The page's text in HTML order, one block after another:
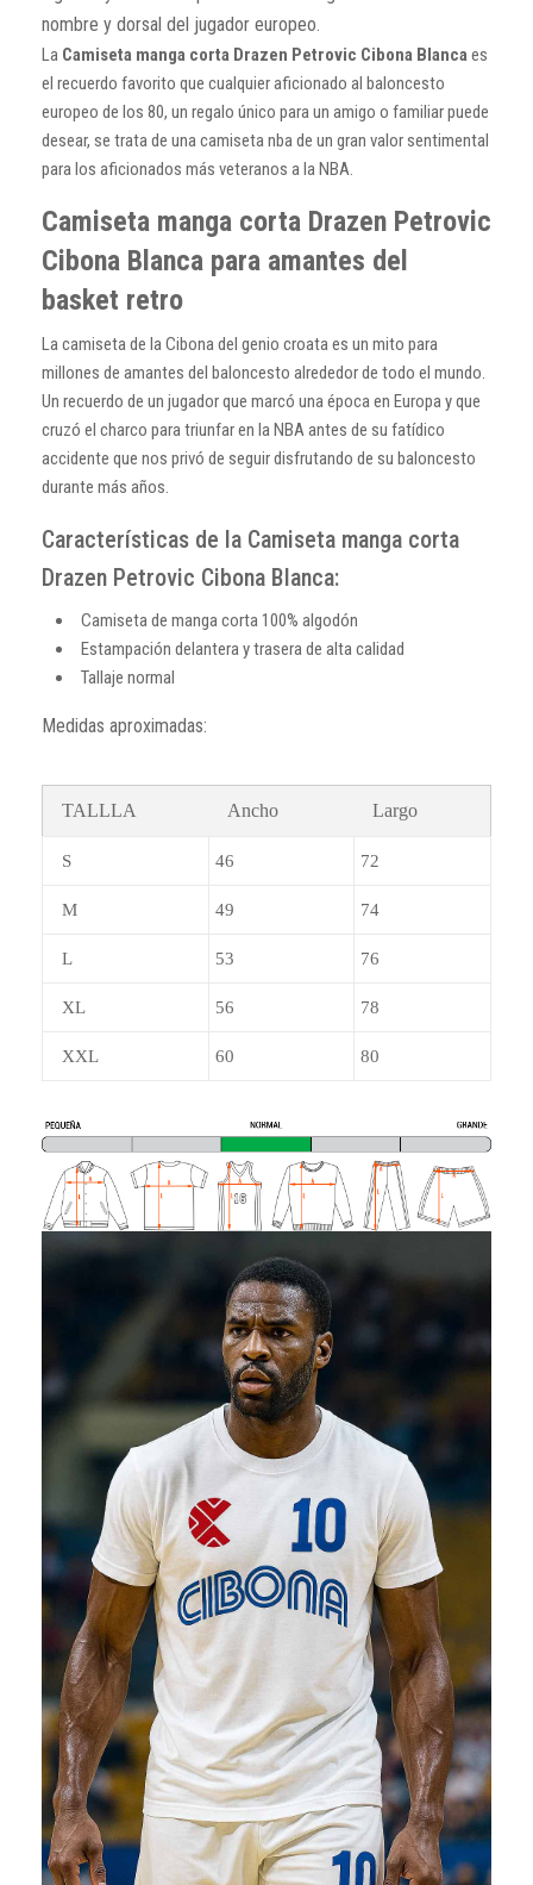
nombre y dorsal del jugador europeo.
La Camiseta manga corta Drazen Petrovic Cibona Blancaes
el recuerdo favorito que cualquier aficionado al baloncesto
europeo de los 80, un regalo único para un amigo o familiar puede
desear, se trata de una camiseta nba de un gran valor sentimental
para los aficionados más veteranos a la NBA.
Camiseta manga corta Drazen Petrovic
Cibona Blanca para amantes del
basket retro
La camiseta de la Cibona del genio croata es un mito para
millones de amantes del baloncesto alrededor de todo el mundo.
Un recuerdo de un jugador que marcó una época en Europa y que
cruzó el charco para triunfar en la NBA antes de su fatídico
accidente que nos privó de seguir disfrutando de su baloncesto
durante más años.
Características de la Camiseta manga corta
Drazen Petrovic Cibona Blanca:
Camiseta de manga corta 100% algodón
Estampación delantera y trasera de alta calidad
Tallaje normal
Medidas aproximadas:
TALLLA Ancho Largo
S 46 72
M 49 74
L 53 76
XL 56 78
XXL 60 80